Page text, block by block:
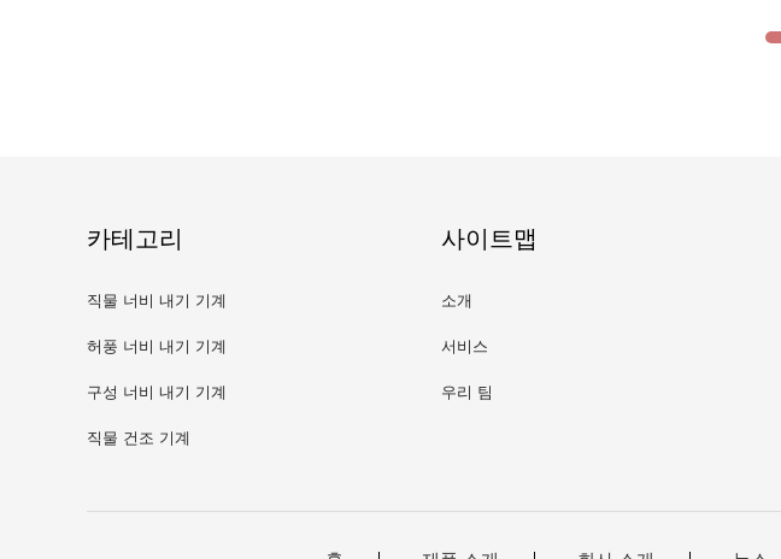
카테고리
직물 너비 내기 기계
허풍 너비 내기 기계
구성 너비 내기 기계
직물 건조 기계
사이트맵
소개
서비스
우리 팀